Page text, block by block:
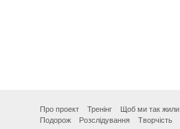
Про проект Тренінг Щоб ми так жили
Подорож
Розслідування Творчість